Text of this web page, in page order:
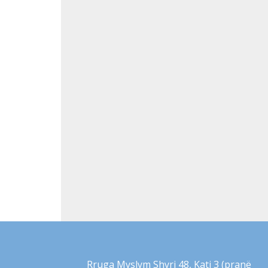
Rruga Myslym Shyri 48, Kati 3 (pranë